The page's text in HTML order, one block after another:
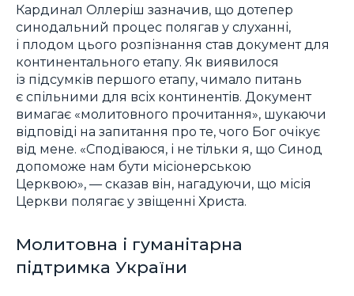
Кардинал Оллеріш зазначив, що дотепер
синодальний процес полягав у слуханні,
і плодом цього розпізнання став документ для
континентального етапу. Як виявилося
із підсумків першого етапу, чимало питань
є спільними для всіх континентів. Документ
вимагає «молитовного прочитання», шукаючи
відповіді на запитання про те, чого Бог очікує
від мене. «Сподіваюся, і не тільки я, що Синод
допоможе нам бути місіонерською
Церквою», — сказав він, нагадуючи, що місія
Церкви полягає у звіщенні Христа.
Молитовна і гуманітарна
підтримка України